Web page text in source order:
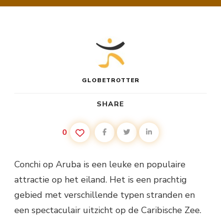
GLOBETROTTER
SHARE
0
Conchi op Aruba is een leuke en populaire
attractie op het eiland. Het is een prachtig
gebied met verschillende typen stranden en
een spectaculair uitzicht op de Caribische Zee.